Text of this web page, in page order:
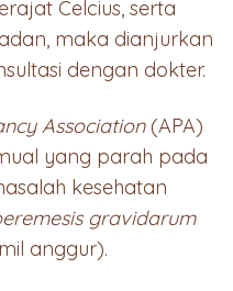
Celcius, serta
maka dianjurkan
dengan dokter.
Association(APA)
yang parah pada
kesehatan
gravidarum
anggur).